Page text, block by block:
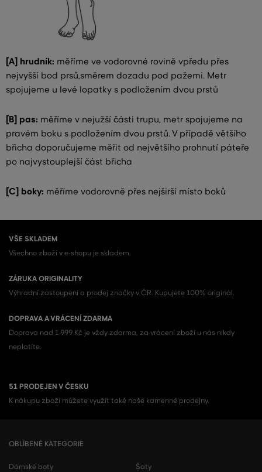
[A] hrudník: měříme ve vodorovné rovině vpředu přes
nejvyšší bod prsů,směrem dozadu pod pažemi. Metr
spojujeme u levé lopatky s podložením dvou prstů
[B] pas: měříme v nejužší části trupu, metr spojujeme na
pravém boku s podložením dvou prstů. V případě většího
břicha doporučujeme měřit od největšího prohnutí páteře
po najvystouplejší část břicha
[C] boky: měříme vodorovně přes nejširší místo boků
VŠE SKLADEM
Všechno zboží v e-shopu je skladem.
ZÁRUKA ORIGINALITY
Výhradní zastoupení a prodej značky v ČR. Kupujete 100% originál.
DOPRAVA A VRÁCENÍ ZDARMA
Doprava nad 1 999 Kč je vždy zdarma, za vrácení zboží u nás nikdy
neplatíte.
51 PRODEJEN V ČESKU
K nákupu zboží můžete využít také naše kamenné prodejny.
OBLÍBENÉ KATEGORIE
Dámské boty
Šaty